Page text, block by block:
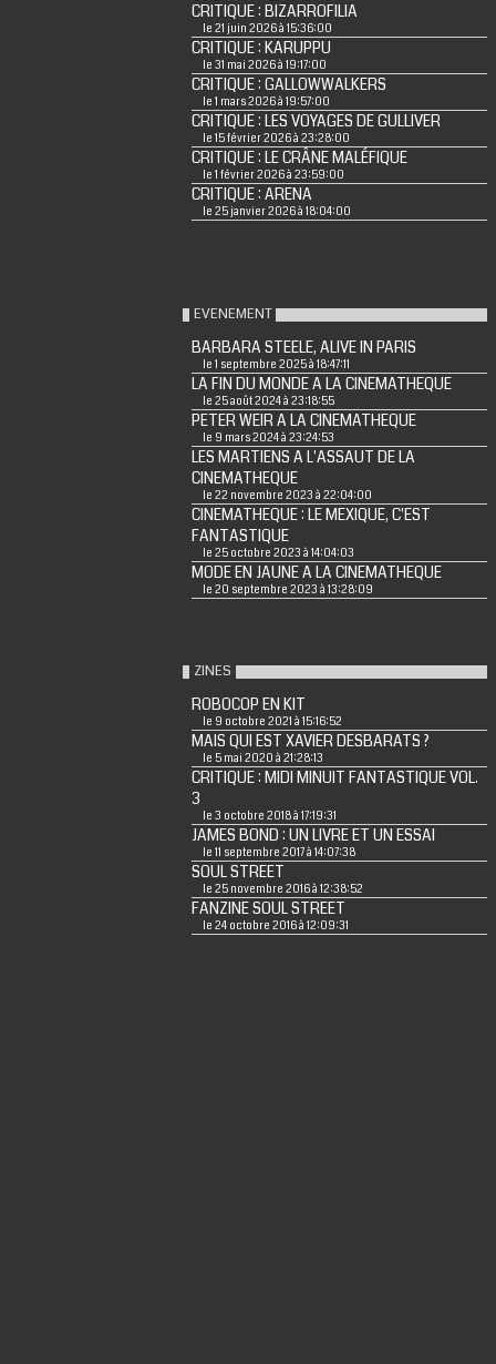
CRITIQUE : BIZARROFILIA
le 21 juin 2026 à 15:36:00
CRITIQUE : KARUPPU
le 31 mai 2026 à 19:17:00
CRITIQUE : GALLOWWALKERS
le 1 mars 2026 à 19:57:00
CRITIQUE : LES VOYAGES DE GULLIVER
le 15 février 2026 à 23:28:00
CRITIQUE : LE CRÂNE MALÉFIQUE
le 1 février 2026 à 23:59:00
CRITIQUE : ARENA
le 25 janvier 2026 à 18:04:00
EVENEMENT
BARBARA STEELE, ALIVE IN PARIS
le 1 septembre 2025 à 18:47:11
LA FIN DU MONDE A LA CINEMATHEQUE
le 25 août 2024 à 23:18:55
PETER WEIR A LA CINEMATHEQUE
le 9 mars 2024 à 23:24:53
LES MARTIENS A L'ASSAUT DE LA
CINEMATHEQUE
le 22 novembre 2023 à 22:04:00
CINEMATHEQUE : LE MEXIQUE, C'EST
FANTASTIQUE
le 25 octobre 2023 à 14:04:03
MODE EN JAUNE A LA CINEMATHEQUE
le 20 septembre 2023 à 13:28:09
ZINES
ROBOCOP EN KIT
le 9 octobre 2021 à 15:16:52
MAIS QUI EST XAVIER DESBARATS ?
le 5 mai 2020 à 21:28:13
CRITIQUE : MIDI MINUIT FANTASTIQUE VOL.
3
le 3 octobre 2018 à 17:19:31
JAMES BOND : UN LIVRE ET UN ESSAI
le 11 septembre 2017 à 14:07:38
SOUL STREET
le 25 novembre 2016 à 12:38:52
FANZINE SOUL STREET
le 24 octobre 2016 à 12:09:31